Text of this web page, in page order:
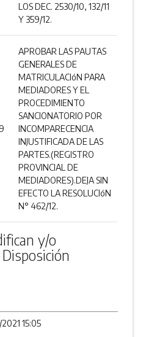
LOS DEC. 2530/10, 132/11
Y 359/12.
APROBAR LAS PAUTAS
GENERALES DE
MATRICULACIóN PARA
MEDIADORES Y EL
PROCEDIMIENTO
SANCIONATORIO POR
INCOMPARECENCIA
INJUSTIFICADA DE LAS
PARTES.(REGISTRO
PROVINCIAL DE
MEDIADORES).DEJA SIN
EFECTO LA RESOLUCIóN
N° 462/12.
y/o
15:05